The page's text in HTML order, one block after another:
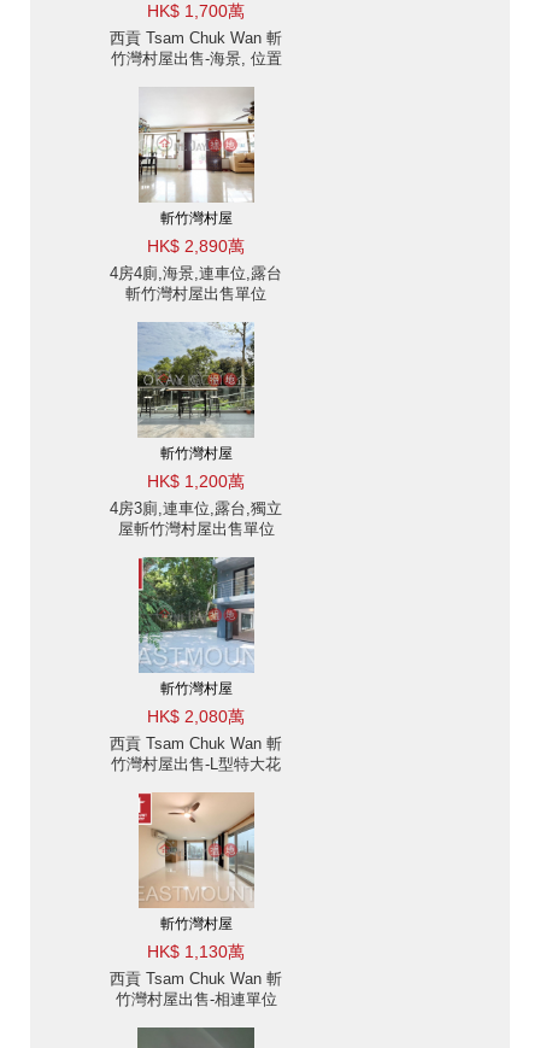
HK$ 1,700萬
西貢 Tsam Chuk Wan 斬
竹灣村屋出售-海景, 位置
灣村屋出售單位
斬竹灣村屋
HK$ 2,890萬
4房4廁,海景,連車位,露台
斬竹灣村屋出售單位
斬竹灣村屋
HK$ 1,200萬
4房3廁,連車位,露台,獨立
屋斬竹灣村屋出售單位
斬竹灣村屋
HK$ 2,080萬
西貢 Tsam Chuk Wan 斬
竹灣村屋出售-L型特大花
斬竹灣村屋
HK$ 1,130萬
西貢 Tsam Chuk Wan 斬
竹灣村屋出售-相連單位